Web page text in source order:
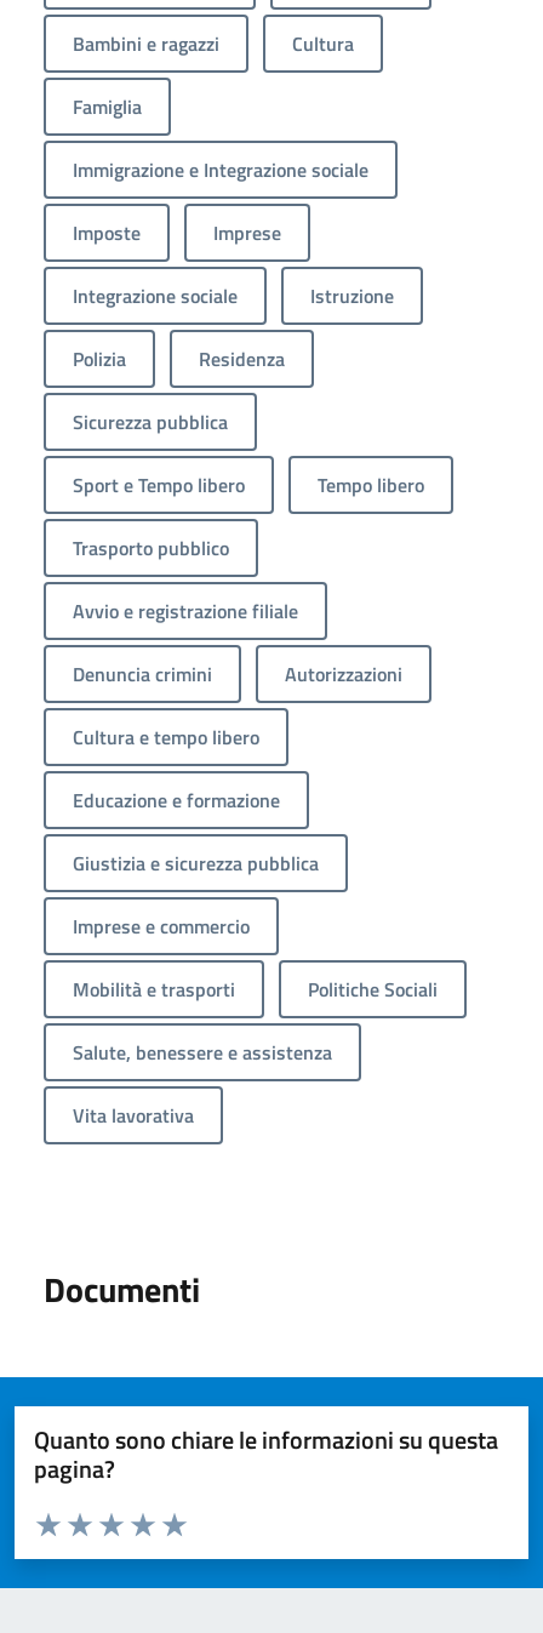
Bambini e ragazzi Cultura
Famiglia
Immigrazione e Integrazione sociale
Imposte Imprese
Integrazione sociale Istruzione
Polizia Residenza
Sicurezza pubblica
Sport e Tempo libero Tempo libero
Trasporto pubblico
Avvio e registrazione filiale
Denuncia crimini Autorizzazioni
Cultura e tempo libero
Educazione e formazione
Giustizia e sicurezza pubblica
Imprese e commercio
Mobilità e trasporti Politiche Sociali
Salute, benessere e assistenza
Vita lavorativa
Documenti
Quanto sono chiare le informazioni su questa
pagina?
Valuta da 1 a 5 stelle la pagina
Valuta 5 stelle su 5
Valuta 4 stelle su 5
Valuta 3 stelle su 5
Valuta 2 stelle su 5
Valuta 1 stelle su 5